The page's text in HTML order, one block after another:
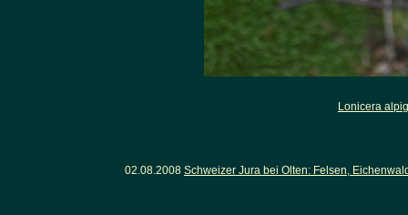
Lonicera
02.08.2008 Schweizer Jura bei Olten: Felsen,